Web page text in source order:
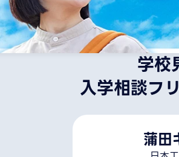
学校
入学相談フ
蒲田